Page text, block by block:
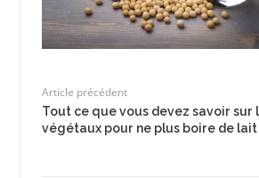
Article précédent
Tout ce que vous devez savoir sur
végétaux pour ne plus boire de lait